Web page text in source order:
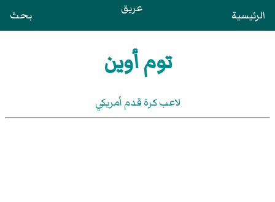
الرئيسية عريق بحث
توم أوين
لاعب كرة قدم أمريكي